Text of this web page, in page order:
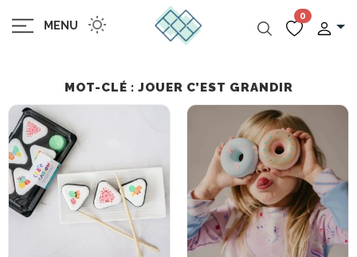
MENU
0
MOT-CLÉ : JOUER C’EST GRANDIR